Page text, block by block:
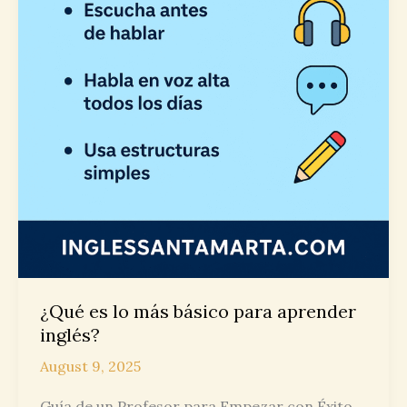
¿Qué es lo más básico para aprender
inglés?
August 9, 2025